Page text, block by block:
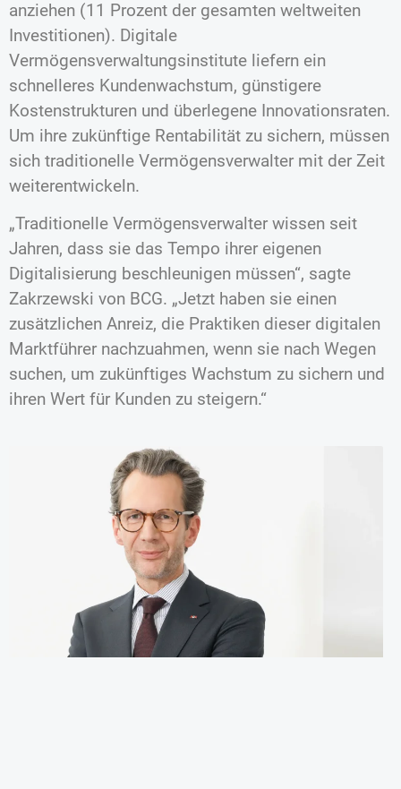
anziehen (11 Prozent der gesamten weltweiten
Investitionen). Digitale
Vermögensverwaltungsinstitute liefern ein
schnelleres Kundenwachstum, günstigere
Kostenstrukturen und überlegene Innovationsraten.
Um ihre zukünftige Rentabilität zu sichern, müssen
sich traditionelle Vermögensverwalter mit der Zeit
weiterentwickeln.
„Traditionelle Vermögensverwalter wissen seit
Jahren, dass sie das Tempo ihrer eigenen
Digitalisierung beschleunigen müssen“, sagte
Zakrzewski von BCG. „Jetzt haben sie einen
zusätzlichen Anreiz, die Praktiken dieser digitalen
Marktführer nachzuahmen, wenn sie nach Wegen
suchen, um zukünftiges Wachstum zu sichern und
ihren Wert für Kunden zu steigern.“